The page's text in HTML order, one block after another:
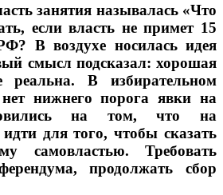
занятия называлась «Что
если власть не примет 15
В воздухе носилась идея
смысл подсказал: хорошая
В избирательном
нет нижнего порога явки на
на том, что на
для того, чтобы сказать
самовластью. Требовать
продолжать сбор